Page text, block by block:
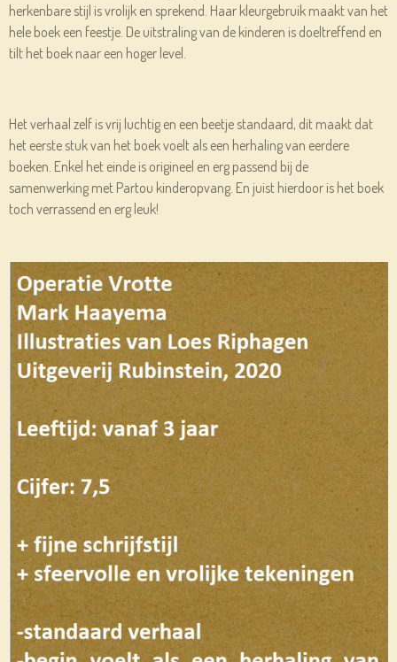
herkenbare stijl is vrolijk en sprekend. Haar kleurgebruik maakt van het
hele boek een feestje. De uitstraling van de kinderen is doeltreffend en
tilt het boek naar een hoger level.
Het verhaal zelf is vrij luchtig en een beetje standaard, dit maakt dat
het eerste stuk van het boek voelt als een herhaling van eerdere
boeken. Enkel het einde is origineel en erg passend bij de
samenwerking met Partou kinderopvang. En juist hierdoor is het boek
toch verrassend en erg leuk!